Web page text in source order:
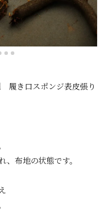
き口スポンジ表皮張り
布地の状態です。